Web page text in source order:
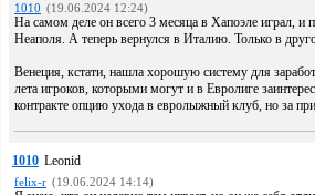
1010 (19.06.2024 12:24)
На самом деле он всего 3 месяца в Хапоэле играл, и
Неаполя. А теперь вернулся в Италию. Только в
Венеция, кстати, нашла хорошую систему для
лета игроков, которыми могут и в Евролиге
контракте опцию ухода в евролыжный клуб, но за
1010 Leonid
felix-r (19.06.2024 14:14)